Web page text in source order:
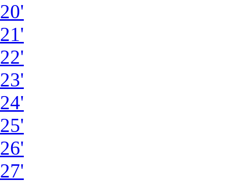
20'
21'
22'
23'
24'
25'
26'
27'